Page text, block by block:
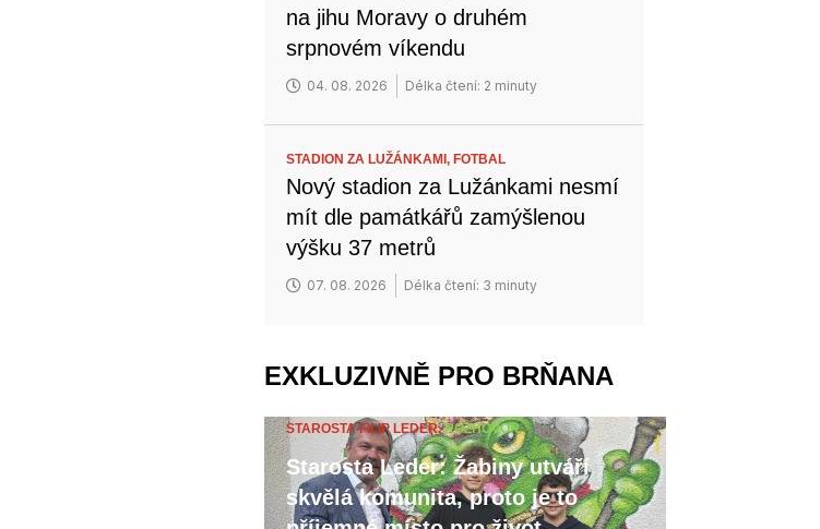
na jihu Moravy o druhém
srpnovém víkendu
04. 08. 2026 Délka čtení: 2 minuty
STADION ZA LUŽÁNKAMI,FOTBAL
Nový stadion za Lužánkami nesmí
mít dle památkářů zamýšlenou
výšku 37 metrů
07. 08. 2026 Délka čtení: 3 minuty
EXKLUZIVNĚ PRO BRŇANA
STAROSTA FILIP LEDER,ROZHOVOR
Starosta Leder: Žabiny utváří
skvělá komunita, proto je to